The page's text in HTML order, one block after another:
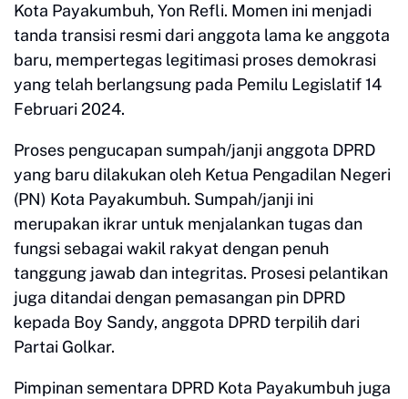
Kota Payakumbuh, Yon Refli. Momen ini menjadi
tanda transisi resmi dari anggota lama ke anggota
baru, mempertegas legitimasi proses demokrasi
yang telah berlangsung pada Pemilu Legislatif 14
Februari 2024.
Proses pengucapan sumpah/janji anggota DPRD
yang baru dilakukan oleh Ketua Pengadilan Negeri
(PN) Kota Payakumbuh. Sumpah/janji ini
merupakan ikrar untuk menjalankan tugas dan
fungsi sebagai wakil rakyat dengan penuh
tanggung jawab dan integritas. Prosesi pelantikan
juga ditandai dengan pemasangan pin DPRD
kepada Boy Sandy, anggota DPRD terpilih dari
Partai Golkar.
Pimpinan sementara DPRD Kota Payakumbuh juga